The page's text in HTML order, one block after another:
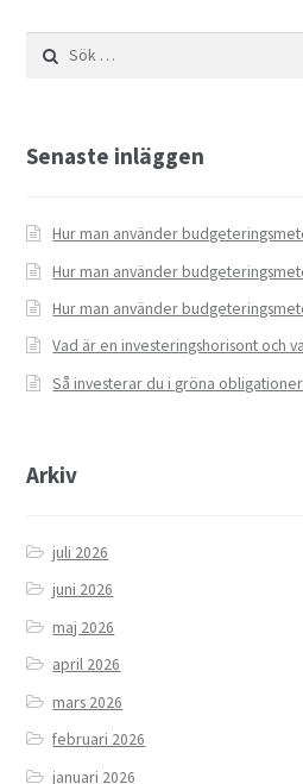
efter:
Senaste inläggen
Hur man använder
Hur man använder
Hur man använder
Vad är en investeringshorisont och
Så investerar du i gröna obligationer
Arkiv
juli 2026
juni 2026
maj 2026
april 2026
mars 2026
februari 2026
januari 2026